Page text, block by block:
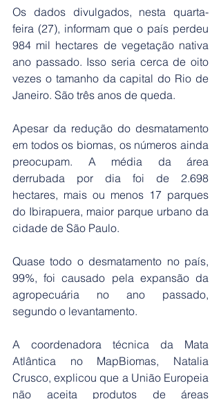
Os dados divulgados, nesta quarta-
feira (27), informam que o país perdeu
984 mil hectares de vegetação nativa
ano passado. Isso seria cerca de oito
vezes o tamanho da capital do Rio de
Janeiro. São três anos de queda.
Apesar da redução do desmatamento
em todos os biomas, os números ainda
preocupam. A média da área
derrubada por dia foi de 2.698
hectares, mais ou menos 17 parques
do Ibirapuera, maior parque urbano da
cidade de São Paulo.
Quase todo o desmatamento no país,
99%, foi causado pela expansão da
agropecuária no ano passado,
segundo o levantamento.
A coordenadora técnica da Mata
Atlântica no MapBiomas, Natalia
Crusco, explicou que a União Europeia
não aceita produtos de áreas